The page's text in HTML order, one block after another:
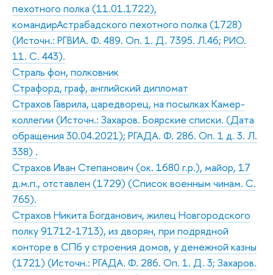
пехотного полка (11.01.1722),
командирАстрабадского пехотного полка (1728)
(Источн.: РГВИА. Ф. 489. Оп. 1. Д. 7395. Л.46; РИО.
11. С. 443).
Страль фон, полковник
Страфорд, граф, английский дипломат
Страхов Гаврила, царедворец, на посылках Камер-
коллегии (Источн.: Захаров. Боярские списки. (Дата
обращения 30.04.2021); РГАДА. Ф. 286. Оп. 1 д. 3. Л.
338) .
Страхов Иван Степанович (ок. 1680 г.р.), майор, 17
д.м.п., отставлен (1729) (Список военным чинам. С.
765).
Страхов Никита Богданович, жилец Новгородского
полку 91712-1713), из дворян, при подрядной
конторе в СПб у строения домов, у денежной казны
(1721) (Источн.: РГАДА. Ф. 286. Оп. 1. Д. 3; Захаров.